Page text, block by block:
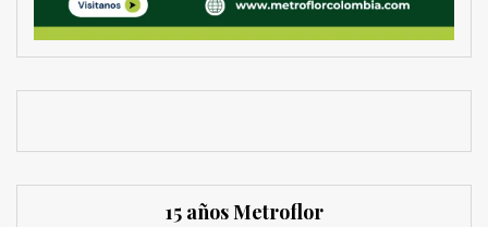
15 años Metroflor